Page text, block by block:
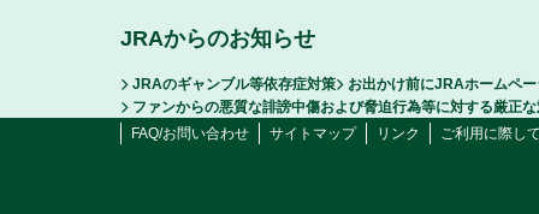
JRAからのお知らせ
JRAのギャンブル等依存症対策
お出かけ前にJRAホームペ
ファンからの悪質な誹謗中傷および脅迫行為等に対する厳正
FAQ/お問い合わせ
サイトマップ リンク ご利用に際し